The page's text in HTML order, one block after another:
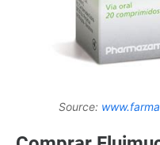
Source: